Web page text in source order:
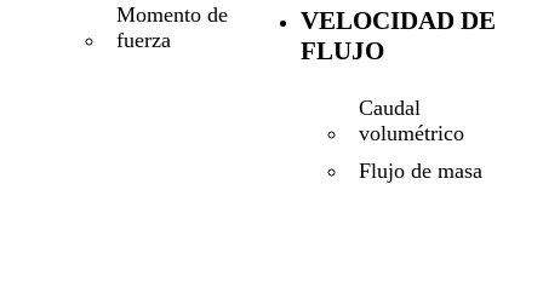
Momento de
fuerza
VELOCIDAD DE
FLUJO
Caudal
volumétrico
Flujo de masa